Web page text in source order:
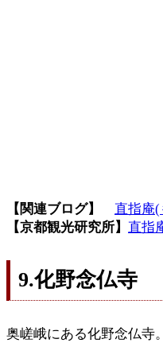
【関連ブログ】
直指庵
【京都観光研究所】 直指
9.化野念仏寺
奥嵯峨にある化野念仏寺